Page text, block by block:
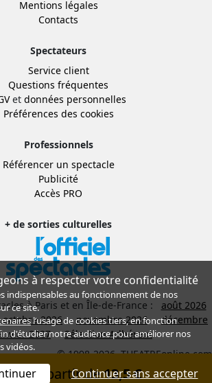
Mentions légales
Contacts
Spectateurs
Service client
Questions fréquentes
et données personnelles
Préférences des cookies
Professionnels
Référencer un spectacle
Publicité
Accès PRO
+ de sorties culturelles
à Paris et en Île-de-France :
août 2026
octobre 2026 novembre 2026
décembre
2027
Sélection Adhérent
© 1998-2026, THEATREonline.com
à partir de13,5 €
à respecter votre confidentialité
indispensables au fonctionnement de nos
ce site.
l’usage de cookies tiers, en fonction
d'étudier notre audience pour améliorer nos
vidéos.
Continuer sans accepter